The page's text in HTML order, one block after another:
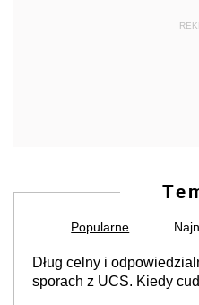
Popularne
Dług celny i
sporach z UCS. Kiedy